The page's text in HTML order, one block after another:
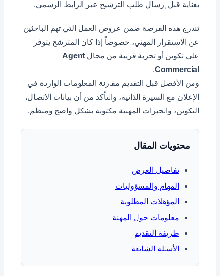
بعناية قبل إرسال طلب الترشيح عبر الرابط الرسمي.
تندرج هذه الفرصة ضمن عروض العمل التي تهم الباحثين
عن الاستقرار المهني، خصوصاً إذا كان المترشح يتوفر
على تكوين أو تجربة قريبة من مجال Agent
Commercial
.
ومن الأفضل قبل التقديم مقارنة المعلومات الواردة في
الإعلان مع السيرة الذاتية، والتأكد من أن بيانات الاتصال،
التكوين، والخبرات المهنية مكتوبة بشكل واضح ومنظم.
محتويات المقال
تفاصيل العرض
المهام والمسؤوليات
المؤهلات المطلوبة
معلومات حول المهنة
طريقة التقديم
الأسئلة الشائعة